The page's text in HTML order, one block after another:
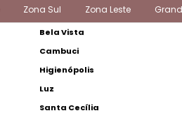
Zona Sul Zona Leste
Bela Vista
Cambuci
Higienópolis
Luz
Santa Cecília